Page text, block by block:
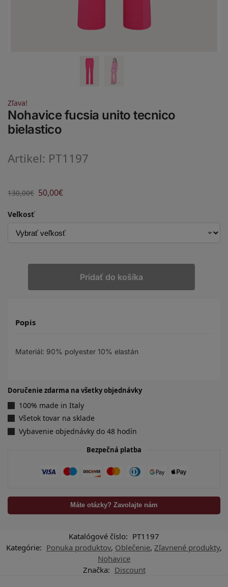
Zľava!
Nohavice fucsia unito tecnico
bielastico
Artikel: PT1197
130,00€ 50,00€
Veľkosť
Pridať do košíka
Popis
Materiál: 90% polyester 10% elastán
Doručenie zdarma na všetky objednávky
100% made in Italy
Všetok tovar na sklade
Vybavenie objednávky do 48 hodín
Bezpečná platba
Máte otázky? Zavolajte nám
Katalógové číslo: PT1197
Kategórie: Ponuka produktov, Oblečenie, Zľavnené produkty,
Nohavice
Značka: Discount